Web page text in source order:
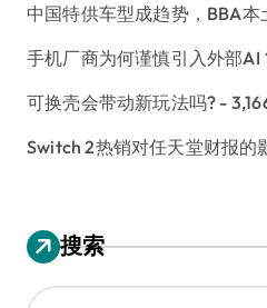
中国特供车型成趋势，BBA本
手机厂商为何谨慎引入外部AI
可换壳会带动新玩法吗? -
Switch 2热销对任天堂财报的
搜索